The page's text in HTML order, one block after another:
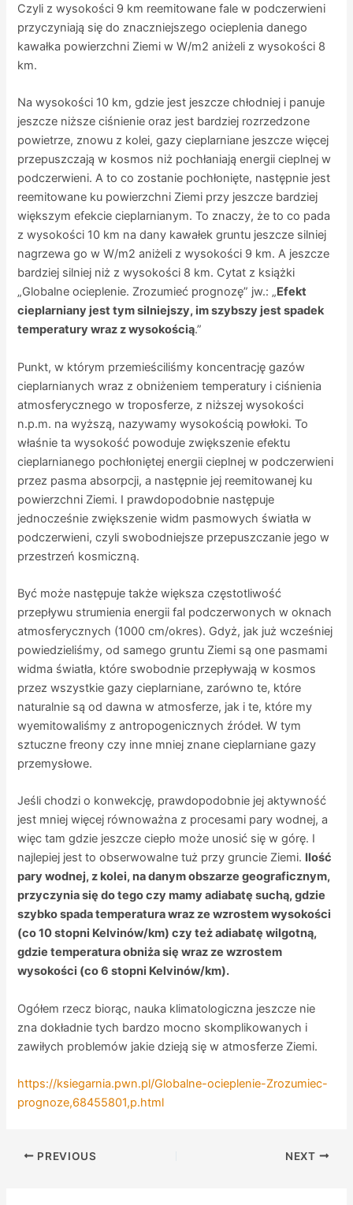
Czyli z wysokości 9 km reemitowane fale w podczerwieni
przyczyniają się do znaczniejszego ocieplenia danego
kawałka powierzchni Ziemi w W/m2 aniżeli z wysokości 8
km.
Na wysokości 10 km, gdzie jest jeszcze chłodniej i panuje
jeszcze niższe ciśnienie oraz jest bardziej rozrzedzone
powietrze, znowu z kolei, gazy cieplarniane jeszcze więcej
przepuszczają w kosmos niż pochłaniają energii cieplnej w
podczerwieni. A to co zostanie pochłonięte, następnie jest
reemitowane ku powierzchni Ziemi przy jeszcze bardziej
większym efekcie cieplarnianym. To znaczy, że to co pada
z wysokości 10 km na dany kawałek gruntu jeszcze silniej
nagrzewa go w W/m2 aniżeli z wysokości 9 km. A jeszcze
bardziej silniej niż z wysokości 8 km. Cytat z książki
„Globalne ocieplenie. Zrozumieć prognozę” jw.: „Efekt
cieplarniany jest tym silniejszy, im szybszy jest spadek
temperatury wraz z wysokością.”
Punkt, w którym przemieściliśmy koncentrację gazów
cieplarnianych wraz z obniżeniem temperatury i ciśnienia
atmosferycznego w troposferze, z niższej wysokości
n.p.m. na wyższą, nazywamy wysokością powłoki. To
właśnie ta wysokość powoduje zwiększenie efektu
cieplarnianego pochłoniętej energii cieplnej w podczerwieni
przez pasma absorpcji, a następnie jej reemitowanej ku
powierzchni Ziemi. I prawdopodobnie następuje
jednocześnie zwiększenie widm pasmowych światła w
podczerwieni, czyli swobodniejsze przepuszczanie jego w
przestrzeń kosmiczną.
Być może następuje także większa częstotliwość
przepływu strumienia energii fal podczerwonych w oknach
atmosferycznych (1000 cm/okres). Gdyż, jak już wcześniej
powiedzieliśmy, od samego gruntu Ziemi są one pasmami
widma światła, które swobodnie przepływają w kosmos
przez wszystkie gazy cieplarniane, zarówno te, które
naturalnie są od dawna w atmosferze, jak i te, które my
wyemitowaliśmy z antropogenicznych źródeł. W tym
sztuczne freony czy inne mniej znane cieplarniane gazy
przemysłowe.
Jeśli chodzi o konwekcję, prawdopodobnie jej aktywność
jest mniej więcej równoważna z procesami pary wodnej, a
więc tam gdzie jeszcze ciepło może unosić się w górę. I
najlepiej jest to obserwowalne tuż przy gruncie Ziemi. Ilość
pary wodnej, z kolei, na danym obszarze geograficznym,
przyczynia się do tego czy mamy adiabatę suchą, gdzie
szybko spada temperatura wraz ze wzrostem wysokości
(co 10 stopni Kelvinów/km) czy też adiabatę wilgotną,
gdzie temperatura obniża się wraz ze wzrostem
wysokości (co 6 stopni Kelvinów/km).
Ogółem rzecz biorąc, nauka klimatologiczna jeszcze nie
zna dokładnie tych bardzo mocno skomplikowanych i
zawiłych problemów jakie dzieją się w atmosferze Ziemi.
https://ksiegarnia.pwn.pl/Globalne-ocieplenie-Zrozumiec-
prognoze,68455801,p.html
PREVIOUS NEXT